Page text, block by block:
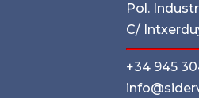
Pol.
C/
+34 945